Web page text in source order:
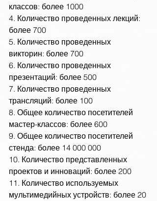
классов: более 1000
4. Количество проведенных лекций:
более 700
5. Количество проведенных
викторин: более 700
6. Количество проведенных
презентаций: более 500
7. Количество проведенных
трансляций: более 100
8. Общее количество посетителей
мастер-классов: более 600
9. Общее количество посетителей
стенда: более 14 000 000
10. Количество представленных
проектов и инноваций: более 200
11. Количество используемых
мультимедийных устройств: более 20